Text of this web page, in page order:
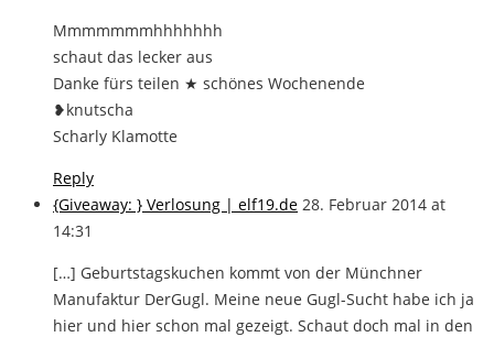
Mmmmmmmhhhhhhh
schaut das lecker aus
Danke fürs teilen ★ schönes Wochenende
❥knutscha
Scharly Klamotte
Reply
{Giveaway: } Verlosung | elf19.de 28. Februar 2014 at
14:31
[…] Geburtstagskuchen kommt von der Münchner
Manufaktur DerGugl. Meine neue Gugl-Sucht habe ich ja
hier und hier schon mal gezeigt. Schaut doch mal in den